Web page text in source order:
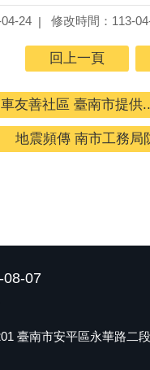
04-24 修改時間：113-
回上一頁
友善社區 臺南市提供
地震頻傳 南市工務局
08-07
臺南市安平區永華路